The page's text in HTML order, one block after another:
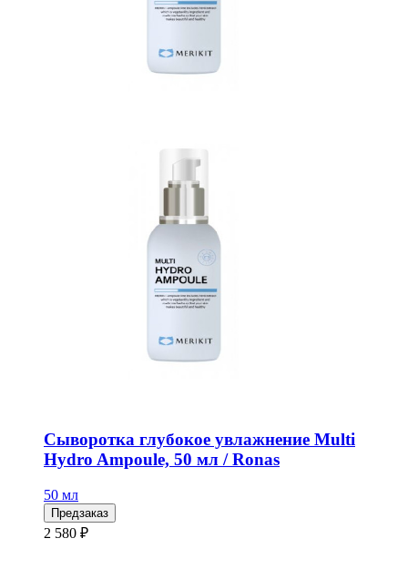
Сыворотка глубокое увлажнение Multi
Hydro Ampoule, 50 мл / Ronas
50 мл
Предзаказ
2 580 ₽